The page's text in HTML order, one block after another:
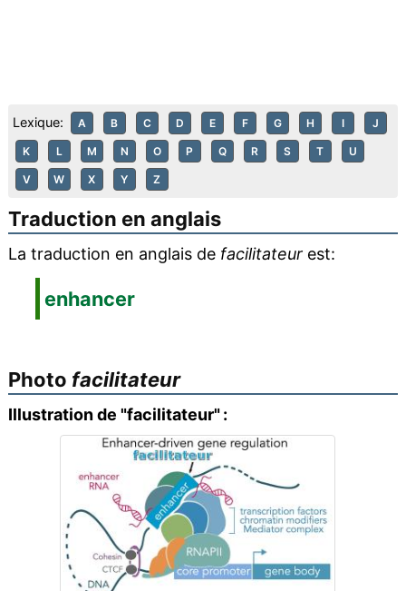
Lexique: A B C D E F G H I J
K L M N O P Q R S T U
V W X Y Z
Traduction en anglais
La traduction en anglais de facilitateurest:
enhancer
Photo facilitateur
Illustration de "facilitateur" :